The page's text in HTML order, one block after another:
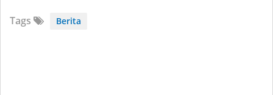
Tags Berita